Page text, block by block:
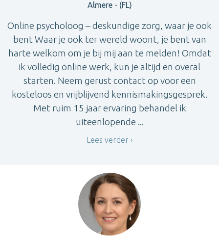
Almere - (FL)
Online psycholoog – deskundige zorg, waar je ook
bent Waar je ook ter wereld woont, je bent van
harte welkom om je bij mij aan te melden! Omdat
ik volledig online werk, kun je altijd en overal
starten. Neem gerust contact op voor een
kosteloos en vrijblijvend kennismakingsgesprek.
Met ruim 15 jaar ervaring behandel ik
uiteenlopende ...
Lees verder